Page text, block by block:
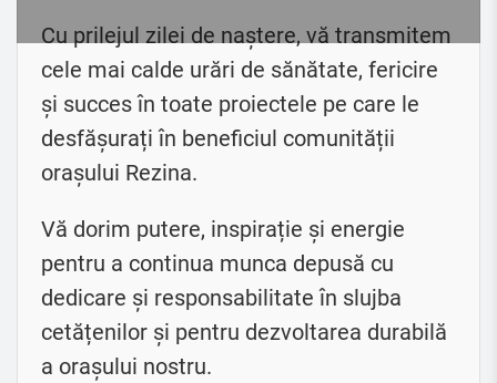
Cu prilejul zilei de naștere, vă transmitem
cele mai calde urări de sănătate, fericire
și succes în toate proiectele pe care le
desfășurați în beneficiul comunității
orașului Rezina.
Vă dorim putere, inspirație și energie
pentru a continua munca depusă cu
dedicare și responsabilitate în slujba
cetățenilor și pentru dezvoltarea durabilă
a orașului nostru.